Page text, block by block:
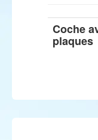
Coche
plaques